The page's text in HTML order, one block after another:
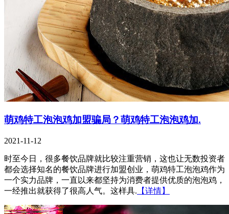
萌鸡特工泡泡鸡加盟骗局？萌鸡特工泡泡鸡加.
2021-11-12
时至今日，很多餐饮品牌就比较注重营销，这也让无数投资者
都会选择知名的餐饮品牌进行加盟创业，萌鸡特工泡泡鸡作为
一个实力品牌，一直以来都坚持为消费者提供优质的泡泡鸡，
一经推出就获得了很高人气。这样具. 【详情】